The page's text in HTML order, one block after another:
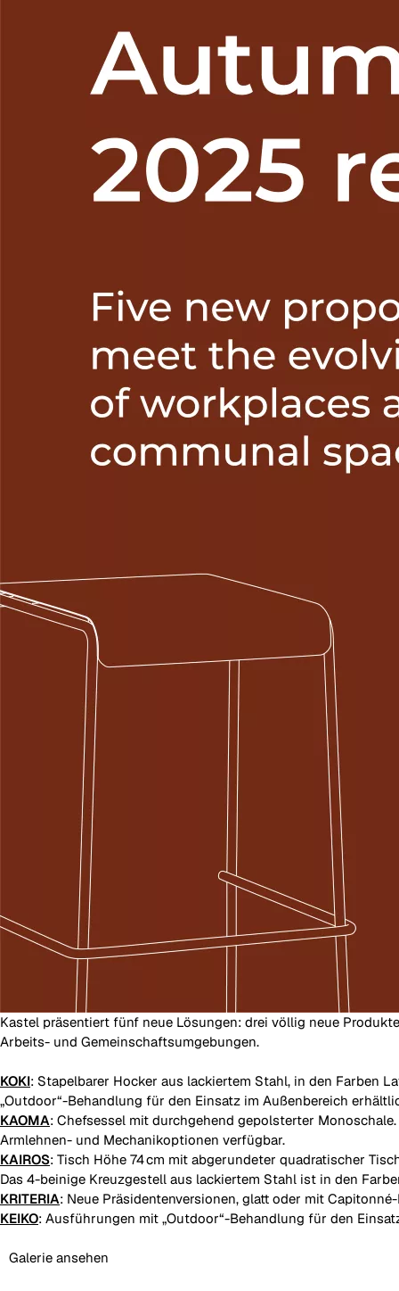
Kastel präsentiert fünf neue Lösungen: drei völlig neue
Arbeits- und Gemeinschaftsumgebungen.
KOKI: Stapelbarer Hocker aus lackiertem Stahl, in den Farben
„Outdoor“-Behandlung für den Einsatz im Außenbereich
KAOMA: Chefsessel mit durchgehend gepolsterter
Armlehnen- und Mechanikoptionen verfügbar.
KAIROS: Tisch Höhe 74 cm mit abgerundeter quadratischer
Das 4-beinige Kreuzgestell aus lackiertem Stahl ist in den
KRITERIA: Neue Präsidentenversionen, glatt oder mit
KEIKO: Ausführungen mit „Outdoor“-Behandlung für den
Galerie ansehen